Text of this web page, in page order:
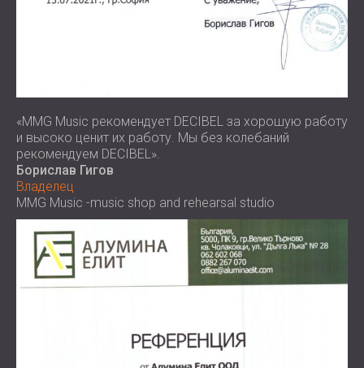
«MMG Music рекомендует DECIBEL за хорошую работу
и высоко ценит их работу. Мы без колебаний
рекомендуем DECIBEL».
Борислав Гигов
Владелец
MMG Music -music shop and rehearsal studio